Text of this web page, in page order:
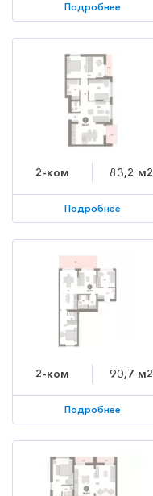
Подробнее
2-ком 83,2 м2
Подробнее
2-ком 90,7 м2
Подробнее